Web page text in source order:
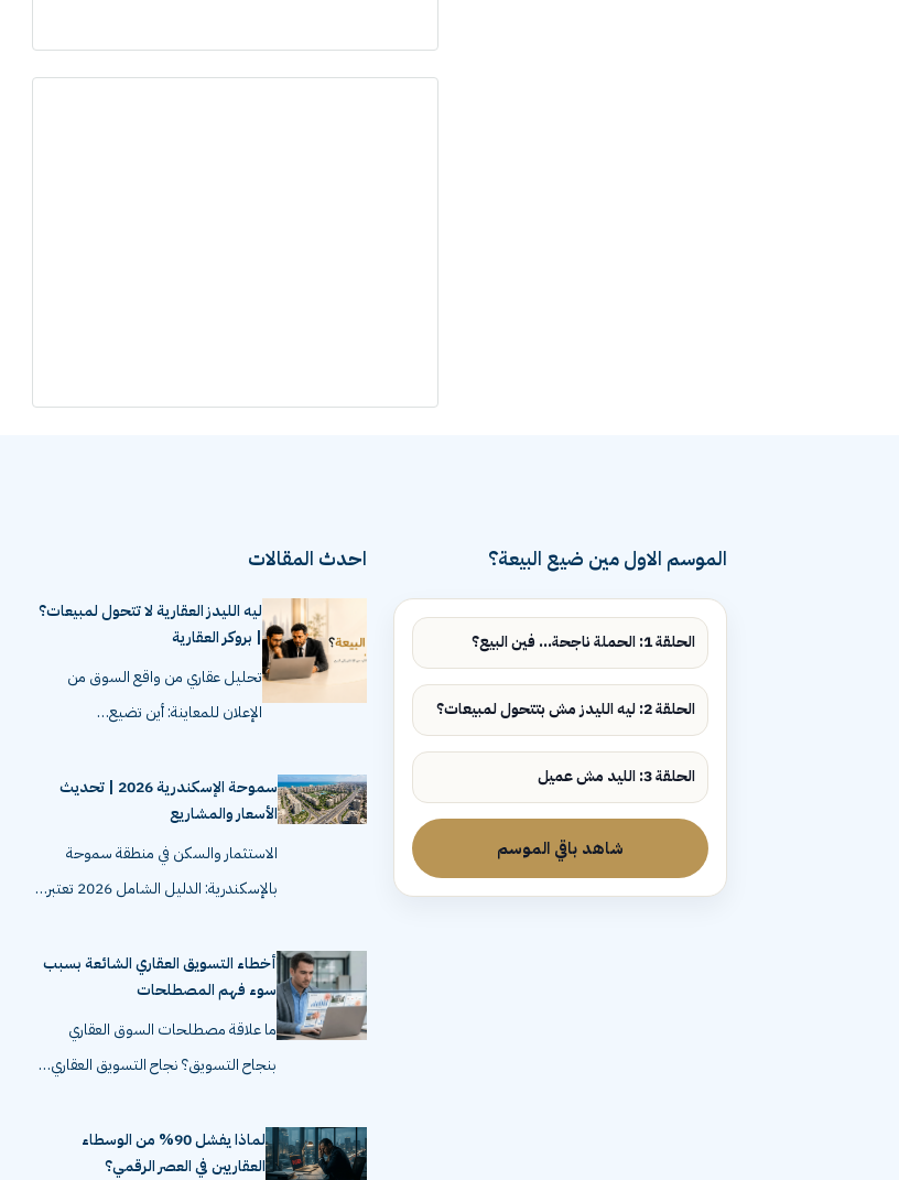
الموسم الاول مين ضيع البيعة؟
الحلقة 1: الحملة ناجحة... فين البيع؟
الحلقة 2: ليه الليدز مش بتتحول لمبيعات؟
الحلقة 3: الليد مش عميل
شاهد باقي الموسم
احدث المقالات
ليه الليدز العقارية لا تتحول لمبيعات؟
| بروكر العقارية
تحليل عقاري من واقع السوق من
الإعلان للمعاينة: أين تضيع…
سموحة الإسكندرية 2026 | تحديث
الأسعار والمشاريع
الاستثمار والسكن في منطقة سموحة
بالإسكندرية: الدليل الشامل 2026 تعتبر…
أخطاء التسويق العقاري الشائعة بسبب
سوء فهم المصطلحات
ما علاقة مصطلحات السوق العقاري
بنجاح التسويق؟ نجاح التسويق العقاري…
لماذا يفشل 90% من الوسطاء
العقاريين في العصر الرقمي؟